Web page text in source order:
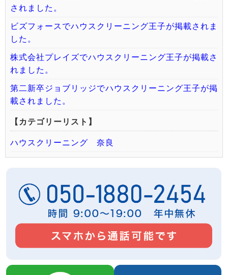
されました。
ビズフォースでハウスクリーニング王子が掲載されま
した。
株式会社プレイズでハウスクリーニング王子が掲載さ
れました。
第二新卒ジョブリッジでハウスクリーニング王子が掲
載されました。
【カテゴリーリスト】
ハウスクリーニング 奈良